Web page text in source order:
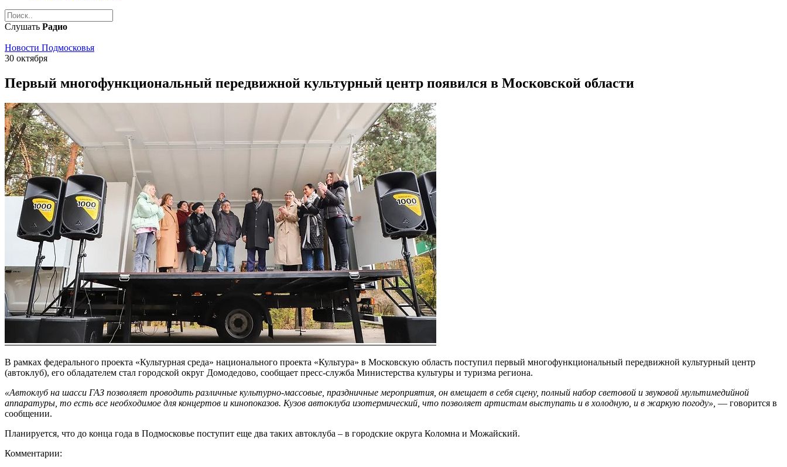
Слушать Радио
Новости Подмосковья
30 октября
Первый многофункциональный передвижной культурный центр появился в Московской области
В рамках федерального проекта «Культурная среда» национального проекта «Культура» в Московскую область поступил первый многофункциональный передвижной культурный центр
(автоклуб), его обладателем стал городской округ Домодедово, сообщает пресс-служба Министерства культуры и туризма региона.
«Автоклуб на шасси ГАЗ позволяет проводить различные культурно-массовые, праздничные мероприятия, он вмещает в себя сцену, полный набор световой и звуковой мультимедийной
аппаратуры, то есть все необходимое для концертов и кинопоказов. Кузов автоклуба изотермический, что позволяет артистам выступать и в холодную, и в жаркую погоду», — говорится в
сообщении.
Планируется, что до конца года в Подмосковье поступит еще два таких автоклуба – в городские округа Коломна и Можайский.
Комментарии: